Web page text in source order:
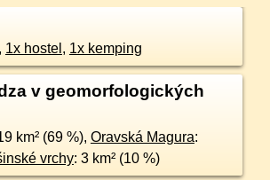
, 1x hostel , 1x kemping
v geomorfologických
km² (69 %), Oravská Magura:
vrchy: 3 km² (10 %)